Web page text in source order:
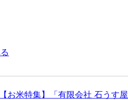
【お米特集】「有限会社 石うす